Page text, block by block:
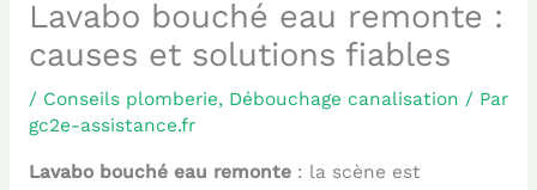
Lavabo bouché eau remonte :
causes et solutions fiables
/ Conseils plomberie, Débouchage canalisation / Par
gc2e-assistance.fr
Lavabo bouché eau remonte: la scène est